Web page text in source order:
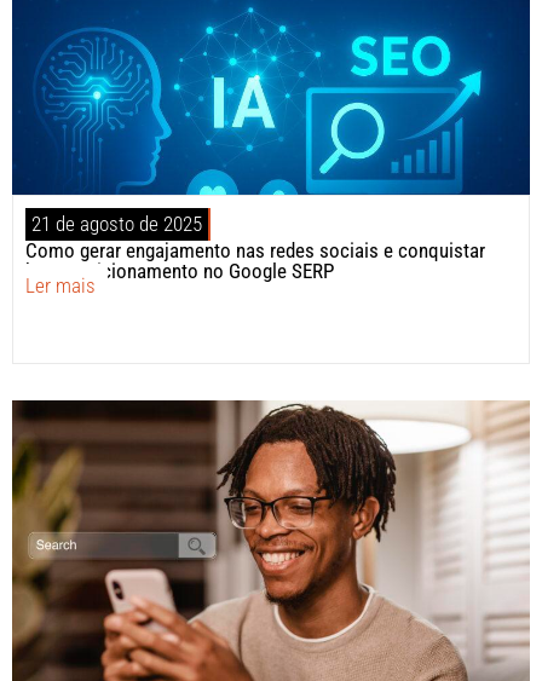
21 de agosto de 2025
Como gerar engajamento nas redes sociais e conquistar
bom posicionamento no Google SERP
Ler mais